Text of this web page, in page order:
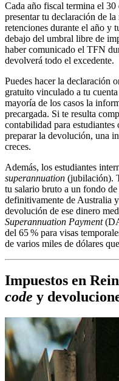
Cada año fiscal termina el
presentar tu declaración de la
retenciones durante el año y
debajo del umbral libre de
haber comunicado el TFN
devolverá todo el excedente.
Puedes hacer la declaración
gratuito vinculado a tu
mayoría de los casos la
precargada. Si te resulta
contabilidad para
preparar la devolución, una
creces.
Además, los estudiantes
superannuation (jubilación).
tu salario bruto a un fondo
definitivamente de Australia
devolución de ese dinero
Superannuation Payment
del 65 % para visas
de varios miles de dólares
Impuestos en
code y